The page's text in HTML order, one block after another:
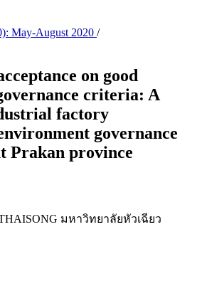
May-August 2020 /
on good
criteria: A
factory
governance
Prakan province
มหาวิทยาลัยหัวเฉียว